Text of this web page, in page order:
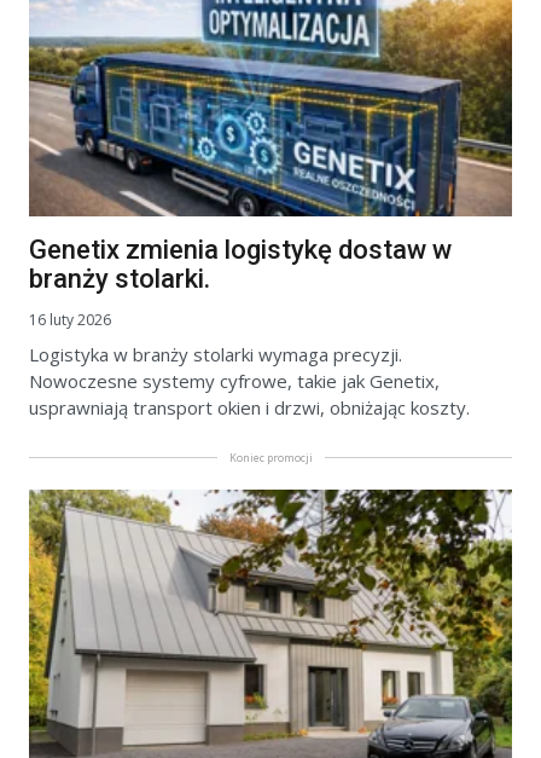
Genetix zmienia logistykę dostaw w
branży stolarki.
16 luty 2026
Logistyka w branży stolarki wymaga precyzji.
Nowoczesne systemy cyfrowe, takie jak Genetix,
usprawniają transport okien i drzwi, obniżając koszty.
Koniec promocji